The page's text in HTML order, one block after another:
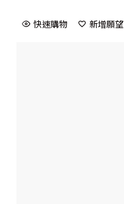
快速購物 新增願望